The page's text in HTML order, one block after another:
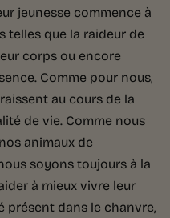
jeunesse commence à
telles que la raideur de
corps ou encore
Comme pour nous,
au cours de la
de vie. Comme nous
animaux de
soyons toujours à la
à mieux vivre leur
présent dans le chanvre,